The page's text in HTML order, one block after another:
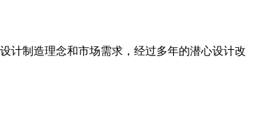
计制造理念和市场需求，经过多年的潜心设计改